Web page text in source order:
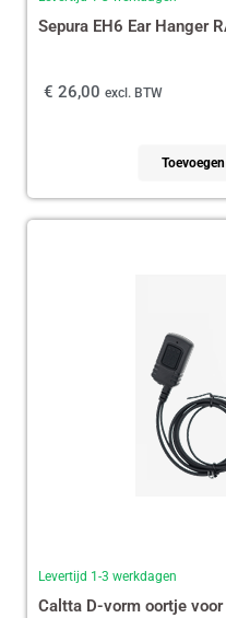
Sepura EH6 Ear Hanger
€ 26,00 excl. BTW
Levertijd 1-3 werkdagen
Caltta D-vorm oortje